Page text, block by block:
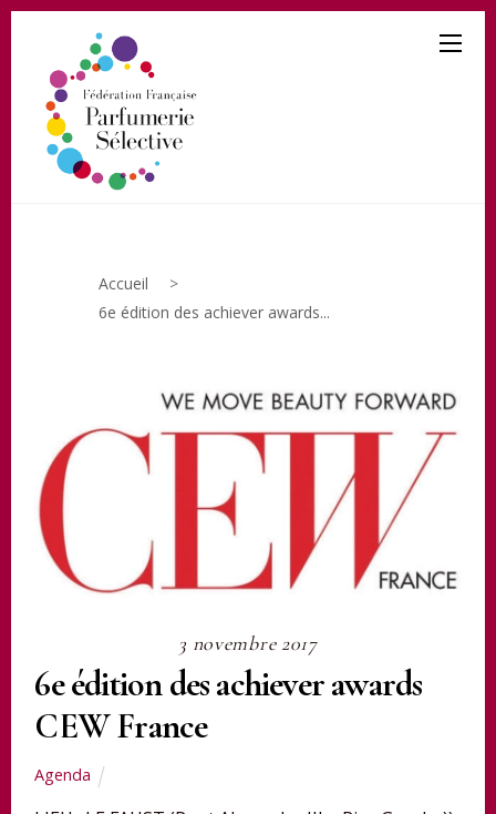
Accueil
>
6e édition des achiever awards...
3 novembre 2017
6e édition des achiever awards
CEW France
Agenda